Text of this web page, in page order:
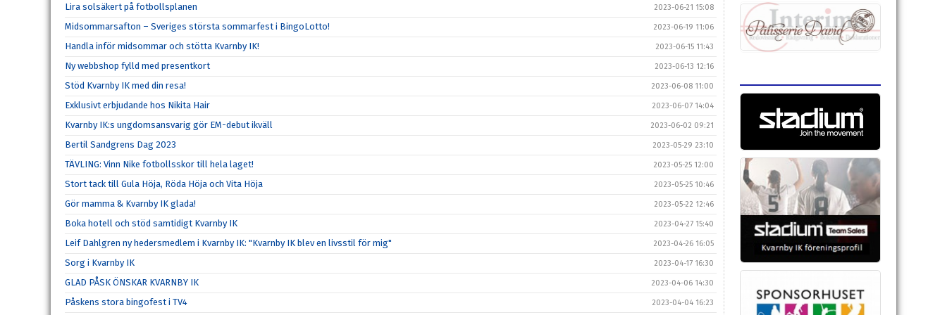
Lira solsäkert på fotbollsplanen 2023-06-21 15:08
Midsommarsafton – Sveriges största sommarfest i BingoLotto! 2023-06-19 11:06
Handla inför midsommar och stötta Kvarnby IK! 2023-06-15 11:43
Ny webbshop fylld med presentkort 2023-06-13 12:16
Stöd Kvarnby IK med din resa! 2023-06-08 11:00
Exklusivt erbjudande hos Nikita Hair 2023-06-07 14:04
Kvarnby IK:s ungdomsansvarig gör EM-debut ikväll 2023-06-02 09:21
Bertil Sandgrens Dag 2023 2023-05-29 23:10
TÄVLING: Vinn Nike fotbollsskor till hela laget! 2023-05-25 12:00
Stort tack till Gula Höja, Röda Höja och Vita Höja 2023-05-25 10:46
Gör mamma & Kvarnby IK glada! 2023-05-22 12:46
Boka hotell och stöd samtidigt Kvarnby IK 2023-04-27 15:40
Leif Dahlgren ny hedersmedlem i Kvarnby IK: "Kvarnby IK blev en livsstil för mig" 2023-04-26 16:05
Sorg i Kvarnby IK 2023-04-17 16:30
GLAD PÅSK ÖNSKAR KVARNBY IK 2023-04-06 14:30
Påskens stora bingofest i TV4 2023-04-04 16:23